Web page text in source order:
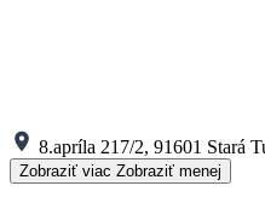
8.apríla 217/2, 91601 Stará
Zobraziť viac Zobraziť menej